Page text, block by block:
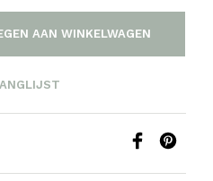
AAN WINKELWAGEN